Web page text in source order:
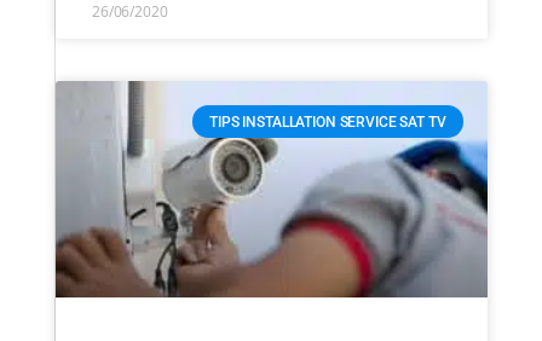
26/06/2020
TIPS INSTALLATION SERVICE SAT TV